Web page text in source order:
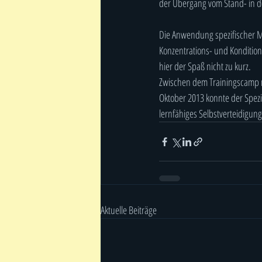
der Übergang vom Stand- in
Die Anwendung spezifischer
Konzentrations- und
hier der Spaß nicht zu kurz.
Zwischen dem
Oktober 2013 konnte der
lernfähiges
Aktuelle Beiträge